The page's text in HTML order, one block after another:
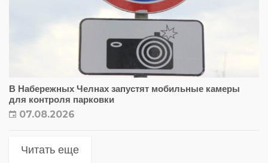
В Набережных Челнах запустят мобильные камеры
для контроля парковки
07.08.2026
Читать еще